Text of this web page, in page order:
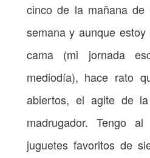
cinco de la mañana
semana y aunque
cama (mi jornada
mediodía), hace rato
abiertos, el agite de
madrugador. Tengo
juguetes favoritos de